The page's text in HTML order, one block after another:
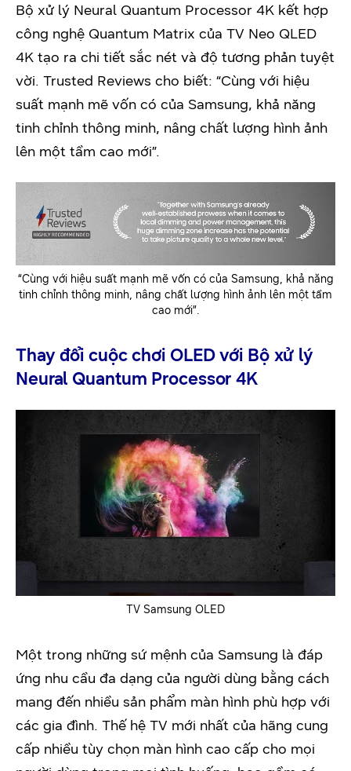
Bộ xử lý Neural Quantum Processor 4K kết hợp
công nghệ Quantum Matrix của TV Neo QLED
4K tạo ra chi tiết sắc nét và độ tương phản tuyệt
vời. Trusted Reviews cho biết: “Cùng với hiệu
suất mạnh mẽ vốn có của Samsung, khả năng
tinh chỉnh thông minh, nâng chất lượng hình ảnh
lên một tầm cao mới”.
“Cùng với hiệu suất mạnh mẽ vốn có của Samsung, khả năng
tinh chỉnh thông minh, nâng chất lượng hình ảnh lên một tầm
cao mới”.
Thay đổi cuộc chơi OLED với Bộ xử lý
Neural Quantum Processor 4K
TV Samsung OLED
Một trong những sứ mệnh của Samsung là đáp
ứng nhu cầu đa dạng của người dùng bằng cách
mang đến nhiều sản phẩm màn hình phù hợp với
các gia đình. Thế hệ TV mới nhất của hãng cung
cấp nhiều tùy chọn màn hình cao cấp cho mọi